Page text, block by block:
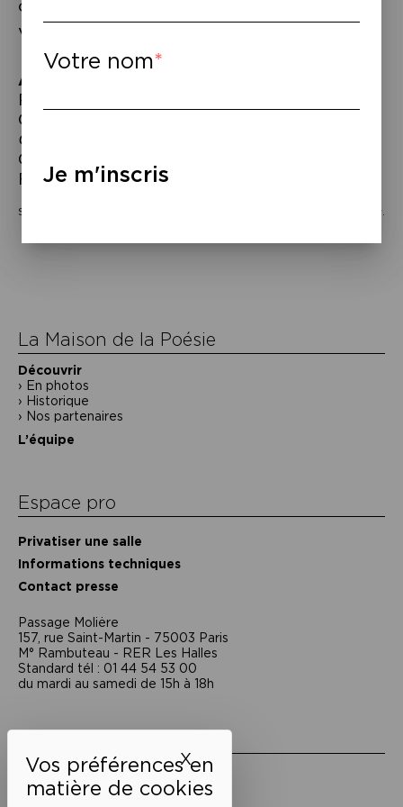
XMasquer le bandeau des
chaosmose » pour Félix.
Voir le programme de la soirée
À lire
Revue
Glissant »,
Chaosmose
Glissant,
Folio/Gallimard, 1997.
Soirée proposée par l’Institut du Tout-Monde & la revue Chimères
Navigation
La Maison de la Poésie
Découvrir
En photos
Historique
Nos partenaires
L’équipe
Espace pro
Privatiser une salle
Informations techniques
Contact presse
Passage Moliėre
157, rue Saint-Martin - 75003 Paris
M° Rambuteau - RER Les Halles
Standard tél : 01 44 54 53 00
du mardi au samedi de 15h à 18h
Mentions légales
Politique de confidentialité
Votre nom
Je m'inscris